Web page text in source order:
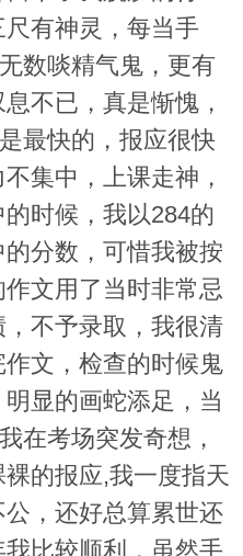
有神灵，每当手
数啖精气鬼，更有
不已，真是惭愧，
最快的，报应很快
集中，上课走神，
时候，我以284的
分数，可惜我被按
文用了当时非常忌
不予录取，我很清
文，检查的时候鬼
显的画蛇添足，当
在考场突发奇想，
的报应,我一度指天
，还好总算累世还
比较顺利，虽然手